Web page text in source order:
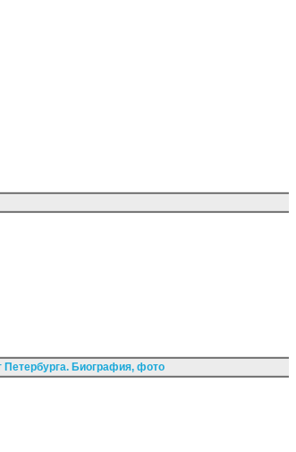
Биография, фото